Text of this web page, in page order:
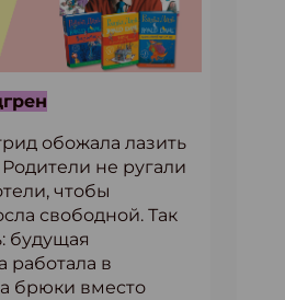
обожала лазить
не ругали
чтобы
свободной. Так
будущая
работала в
брюки вместо